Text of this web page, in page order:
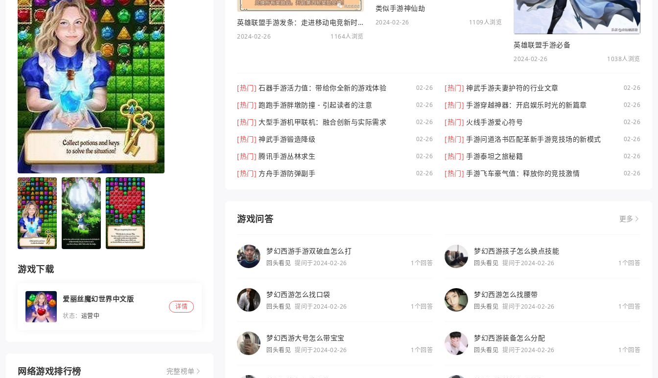
游戏下载
爱丽丝魔幻世界中文版
状态： 运营中
详情
网络游戏排行榜 完整榜单
英雄联盟手游发条：走进移动电竞新时代
2024-02-26 1164人浏览
类似手游神仙劫
2024-02-26 1109人浏览
英雄联盟手游必备
2024-02-26 1038人浏览
[热门] 石器手游活力值：带给你全新的游戏体验 02-26 [热门] 神武手游夫妻护符的行业文章 02-26
[热门] 跑跑手游胖墩防撞 - 引起读者的注意 02-26 [热门] 手游穿越神器：开启娱乐时光的新篇章 02-26
[热门] 大型手游机甲联机：融合创新与实际需求 02-26 [热门] 火线手游爱心符号 02-26
[热门] 神武手游锻造降级 02-26 [热门] 手游问道洛书匹配革新手游竞技场的新模式 02-26
[热门] 腾讯手游丛林求生 02-26 [热门] 手游泰坦之旅秘籍 02-26
[热门] 方舟手游防弹副手 02-26 [热门] 手游飞车豪气值：释放你的竞技激情 02-26
游戏问答 更多
梦幻西游手游双破血怎么打
回头看见 提问于2024-02-26 1个回答
梦幻西游孩子怎么换点技能
回头看见 提问于2024-02-26 1个回答
梦幻西游怎么找口袋
回头看见 提问于2024-02-26 1个回答
梦幻西游怎么找腰带
回头看见 提问于2024-02-26 1个回答
梦幻西游大号怎么带宝宝
回头看见 提问于2024-02-26 1个回答
梦幻西游装备怎么分配
回头看见 提问于2024-02-26 1个回答